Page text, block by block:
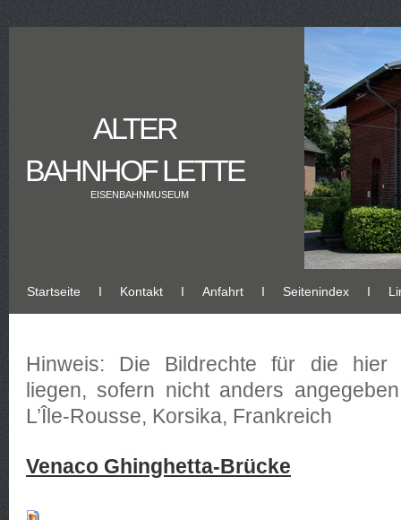
ALTER
BAHNHOF LETTE
EISENBAHNMUSEUM
Startseite Ι Kontakt Ι Anfahrt Ι Seitenindex Ι
Hinweis: Die Bildrechte für die hier
liegen, sofern nicht anders
L’Île-Rousse, Korsika, Frankreich
Venaco Ghinghetta-Brücke